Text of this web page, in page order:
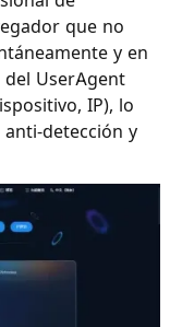
que no
y en
UserAgent
IP), lo
detección y